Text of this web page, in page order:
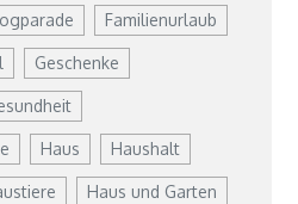
Familienurlaub
Geschenke
Haus Haushalt
Haus und Garten